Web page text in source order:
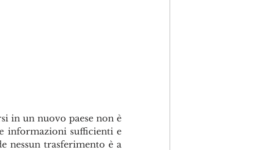
in un nuovo paese non è
informazioni sufficienti e
nessun trasferimento è a